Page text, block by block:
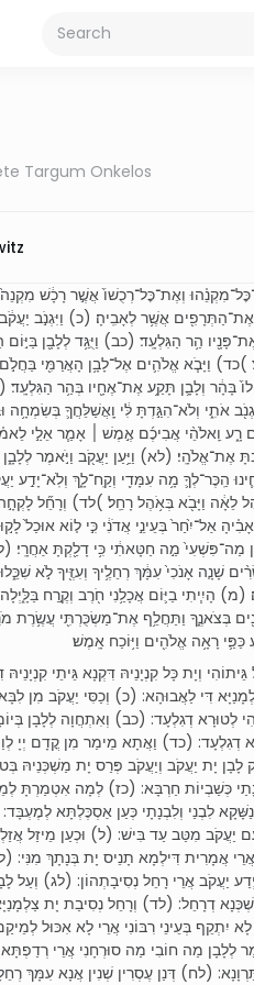
Targum Onkelos
וְאֶת־כׇּל־רְכֻשׁוֹ֙ אֲשֶׁ֣ר רָכָ֔שׁ
אֲשֶׁ֥ר לְאָבִֽיהָ׃ (כ) וַיִּגְנֹ֣ב
הַ֥ר הַגִּלְעָֽד׃ (כב) וַיֻּגַּ֥ד לְלָבָ֖ן בַּיּ֣וֹם
)כד) וַיָּבֹ֧א אֱלֹהִ֛ים אֶל־לָבָ֥ן הָאֲרַמִּ֖י
בָּהָ֔ר וְלָבָ֛ן תָּקַ֥ע אֶת־אֶחָ֖יו בְּהַ֥ר
אֹתִ֑י וְלֹא־הִגַּ֣דְתָּ לִּ֔י וָֽאֲשַׁלֵּחֲךָ֛ בְּשִׂמְחָ֥ה
רָ֑ע וֵֽאלֹהֵ֨י אֲבִיכֶ֜ם אֶ֣מֶשׁ ׀ אָמַ֧ר אֵלַ֣י
(לא) וַיַּ֥עַן יַעֲקֹ֖ב וַיֹּ֣אמֶר לְלָבָ֑ן
מָ֥ה עִמָּדִ֖י וְקַֽח־לָ֑ךְ וְלֹֽא־יָדַ֣ע
לֵאָ֔ה וַיָּבֹ֖א בְּאֹ֥הֶל רָחֵֽל׃ )לד) וְרָחֵ֞ל
בְּעֵינֵ֣י אֲדֹנִ֔י כִּ֣י ל֤וֹא אוּכַל֙
מַה־פִּשְׁעִי֙ מַ֣ה חַטָּאתִ֔י כִּ֥י דָלַ֖קְתָּ
שָׁנָ֤ה אָנֹכִי֙ עִמָּ֔ךְ רְחֵלֶ֥יךָ וְעִזֶּ֖יךָ לֹ֣א
הָיִ֧יתִי בַיּ֛וֹם אֲכָלַ֥נִי חֹ֖רֶב וְקֶ֣רַח
בְּצֹאנֶ֑ךָ וַתַּחֲלֵ֥ף אֶת־מַשְׂכֻּרְתִּ֖י עֲשֶׂ֥רֶת
רָאָ֥ה אֱלֹהִ֖ים וַיּ֥וֹכַח אָֽמֶשׁ׃
וְיָת כָּל קִנְיָנֵיהּ דִּקְנָא גֵּיתֵי
דִּי לַאֲבוּהָא: (כ) וְכַסִּי יַעֲקֹב מִן
לְטוּרָא דְגִלְעָד: (כב) וְאִתְחֲוָה לְלָבָן
דְגִלְעָד: (כד) וַאֲתָא מֵימַר מִן קֳדָם יְיָ
יָת יַעֲקֹב וְיַעֲקֹב פְּרַס יָת מַשְׁכְּנֵיהּ
כְּשַׁבְיוֹת חַרְבָּא: (כז) לְמָה אִטְמַרְתָּ
לִבְנַי וְלִבְנָתָי כְּעַן אַסְכֶּלְתָּא
מִטַּב עַד בִּישׁ: (ל) וּכְעַן מֵיזַל
אֲמָרִית דִּילְמָא תָנֵיס יָת בְּנָתָךְ
אֲרֵי רָחֵל נְסִיבָתְהוֹן: (לג) וְעַל
דְרָחֵל: (לד) וְרָחֵל נְסִיבַת יָת
בְּעֵינֵי רִבּוֹנִי אֲרֵי לָא אִכּוּל
לְלָבָן מַה חוֹבִי מַה סוּרְחָנִי אֲרֵי
(לח) דְּנַן עֶסְרִין שְׁנִין אֲנָא עִמָּךְ